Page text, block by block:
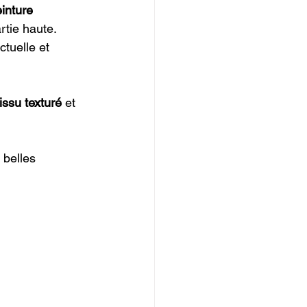
haute.
et
texturé et
belles